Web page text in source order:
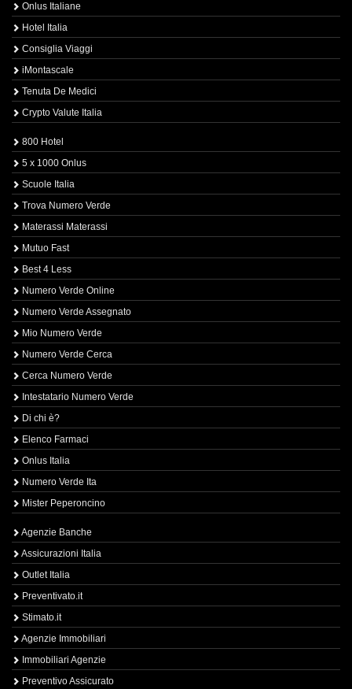
Onlus Italiane
Hotel Italia
Consiglia Viaggi
iMontascale
Tenuta De Medici
Crypto Valute Italia
800 Hotel
5 x 1000 Onlus
Scuole Italia
Trova Numero Verde
Materassi Materassi
Mutuo Fast
Best 4 Less
Numero Verde Online
Numero Verde Assegnato
Mio Numero Verde
Numero Verde Cerca
Cerca Numero Verde
Intestatario Numero Verde
Di chi è?
Elenco Farmaci
Onlus Italia
Numero Verde Ita
Mister Peperoncino
Agenzie Banche
Assicurazioni Italia
Outlet Italia
Preventivato.it
Stimato.it
Agenzie Immobiliari
Immobiliari Agenzie
Preventivo Assicurato